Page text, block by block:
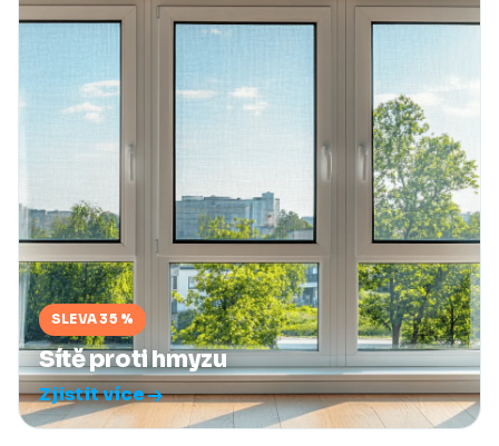
SLEVA 35 %
Sítě proti hmyzu
Zjistit více